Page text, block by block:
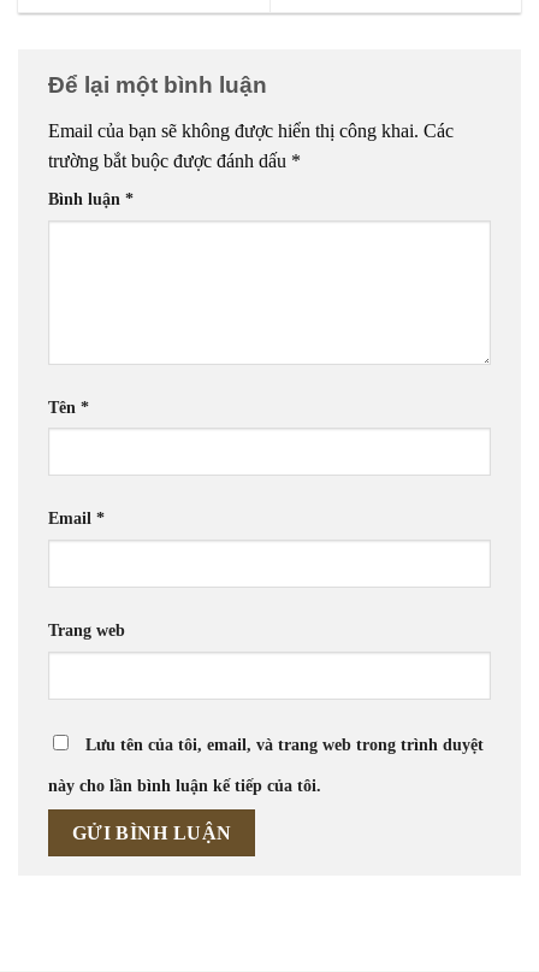
Để lại một bình luận
Email của bạn sẽ không được hiển thị công khai. Các
trường bắt buộc được đánh dấu *
Bình luận *
Tên *
Email *
Trang web
Lưu tên của tôi, email, và trang web trong trình duyệt
này cho lần bình luận kế tiếp của tôi.